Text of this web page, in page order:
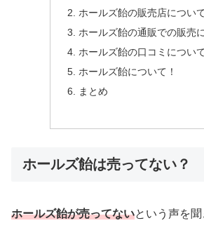
ホールズ飴の販売店について
ホールズ飴の通販での販売
ホールズ飴の口コミについて
ホールズ飴について！
まとめ
ホールズ飴は売ってない？
ホールズ飴が売ってないという声を聞